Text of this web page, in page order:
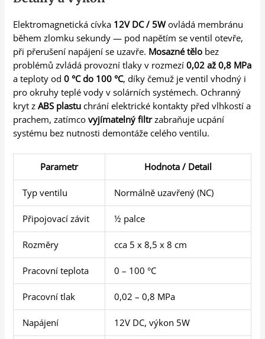
Elektromagnetická cívka 12V DC / 5Wovládá membránu
během zlomku sekundy — pod napětím se ventil otevře,
při přerušení napájení se uzavře. Mosazné tělo bez
problémů zvládá provozní tlaky v rozmezí0,02 až 0,8 MPa
a teploty od0 °C do 100 °C, díky čemuž je ventil vhodný i
pro okruhy teplé vody v solárních systémech. Ochranný
kryt zABS plastu chrání elektrické kontakty před vlhkostí a
prachem, zatímcovyjímatelný filtrzabraňuje ucpání
systému bez nutnosti demontáže celého ventilu.
Parametr Hodnota / Detail
Typ ventilu Normálně uzavřený (NC)
Připojovací závit ½ palce
Rozměry cca 5 x 8,5 x 8 cm
Pracovní teplota 0 – 100 °C
Pracovní tlak 0,02 – 0,8 MPa
Napájení 12V DC, výkon 5W